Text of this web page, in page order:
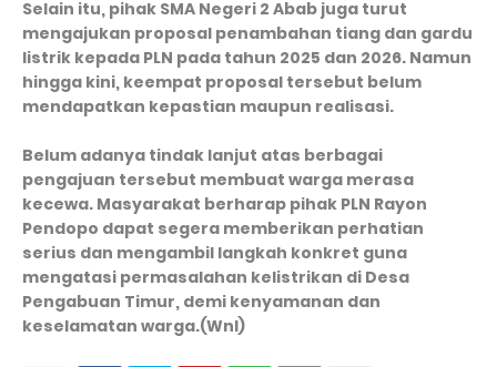
Selain itu, pihak SMA Negeri 2 Abab juga turut
mengajukan proposal penambahan tiang dan gardu
listrik kepada PLN pada tahun 2025 dan 2026. Namun
hingga kini, keempat proposal tersebut belum
mendapatkan kepastian maupun realisasi.
Belum adanya tindak lanjut atas berbagai
pengajuan tersebut membuat warga merasa
kecewa. Masyarakat berharap pihak PLN Rayon
Pendopo dapat segera memberikan perhatian
serius dan mengambil langkah konkret guna
mengatasi permasalahan kelistrikan di Desa
Pengabuan Timur, demi kenyamanan dan
keselamatan warga.(Wnl)